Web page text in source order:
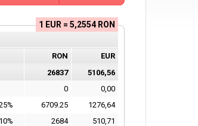
1 EUR = 5,2554 RON
RON
EUR
26837
5106,56
0
0,00
6709.25
1276,64
10% 2684
510,71